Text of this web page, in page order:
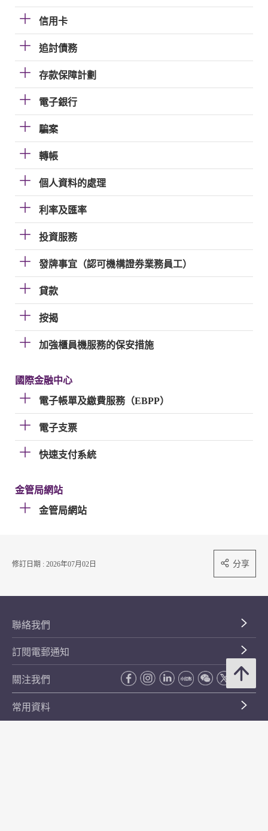
信用卡
追討債務
存款保障計劃
電子銀行
騙案
轉帳
個人資料的處理
利率及匯率
投資服務
發牌事宜（認可機構證券業務員工）
貸款
按揭
加強櫃員機服務的保安措施
國際金融中心
電子帳單及繳費服務（EBPP）
電子支票
快速支付系統
金管局網站
金管局網站
修訂日期 : 2026年07月02日 分享
聯絡我們
訂閱電郵通知
關注我們
常用資料